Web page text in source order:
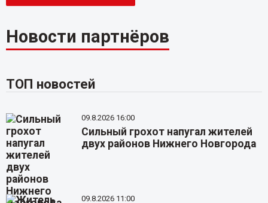
Новости партнёров
ТОП новостей
09.8.2026 16:00
Сильный грохот напугал жителей
двух районов Нижнего Новгорода
09.8.2026 11:00